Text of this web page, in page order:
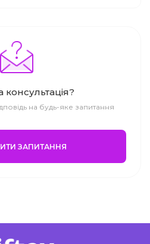
консультація?
на будь-яке запитання
ЗАПИТАННЯ